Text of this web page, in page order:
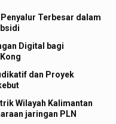
Terbesar dalam
Digital bagi
dan Proyek
Wilayah Kalimantan
jaringan PLN